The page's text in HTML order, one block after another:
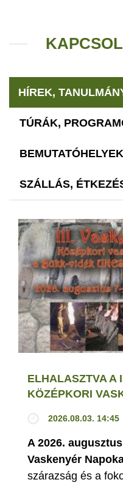
HÍREK,
TÚRÁK,
SZÁLLÁS,
ELHALASZTVA A
KÖZÉPKORI
2026.08.03. 14:45
A 2026.
Vaskenyér
szárazság és a